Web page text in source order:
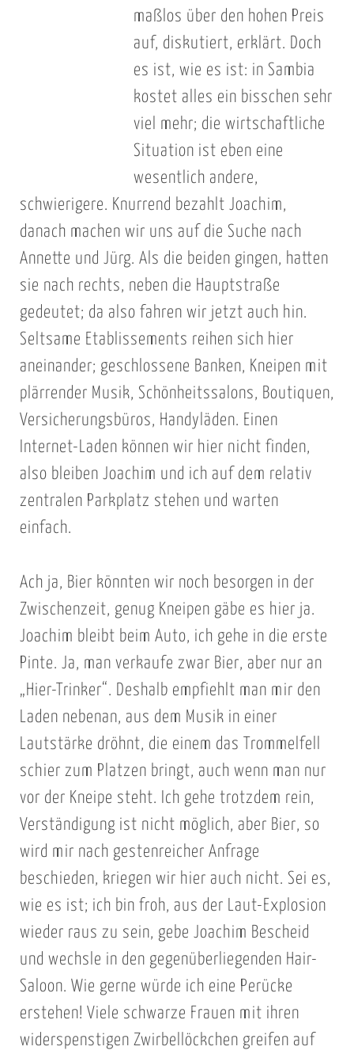
maßlos über den hohen Preis
auf, diskutiert, erklärt. Doch
es ist, wie es ist: in Sambia
kostet alles ein bisschen sehr
viel mehr; die wirtschaftliche
Situation ist eben eine
wesentlich andere,
schwierigere. Knurrend bezahlt Joachim,
danach machen wir uns auf die Suche nach
Annette und Jürg. Als die beiden gingen, hatten
sie nach rechts, neben die Hauptstraße
gedeutet; da also fahren wir jetzt auch hin.
Seltsame Etablissements reihen sich hier
aneinander; geschlossene Banken, Kneipen mit
plärrender Musik, Schönheitssalons, Boutiquen,
Versicherungsbüros, Handyläden. Einen
Internet-Laden können wir hier nicht finden,
also bleiben Joachim und ich auf dem relativ
zentralen Parkplatz stehen und warten
einfach.
Ach ja, Bier könnten wir noch besorgen in der
Zwischenzeit, genug Kneipen gäbe es hier ja.
Joachim bleibt beim Auto, ich gehe in die erste
Pinte. Ja, man verkaufe zwar Bier, aber nur an
„Hier-Trinker“. Deshalb empfiehlt man mir den
Laden nebenan, aus dem Musik in einer
Lautstärke dröhnt, die einem das Trommelfell
schier zum Platzen bringt, auch wenn man nur
vor der Kneipe steht. Ich gehe trotzdem rein,
Verständigung ist nicht möglich, aber Bier, so
wird mir nach gestenreicher Anfrage
beschieden, kriegen wir hier auch nicht. Sei es,
wie es ist; ich bin froh, aus der Laut-Explosion
wieder raus zu sein, gebe Joachim Bescheid
und wechsle in den gegenüberliegenden Hair-
Saloon. Wie gerne würde ich eine Perücke
erstehen! Viele schwarze Frauen mit ihren
widerspenstigen Zwirbellöckchen greifen auf